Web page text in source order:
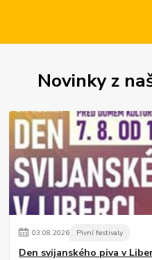
Novinky z
03.08.2026 Pivní festivaly
Den svijanského piva v